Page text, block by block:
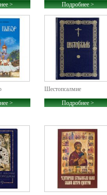
>
Подробнее >
>
Шестопсалмие
Подробнее >